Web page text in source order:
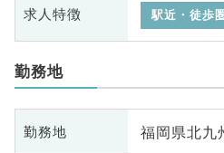
求人特徴 駅近・徒歩
勤務地
勤務地 福岡県北九